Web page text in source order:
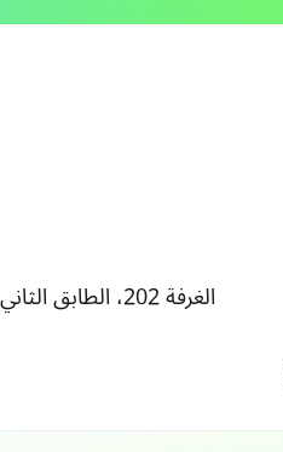
الغرفة 202، الطابق الثاني، المبنى 1، مجمع تشونغقوانتسون للعلوم والتكنولوجيا في بينغقو، رقم 46، شارع بينغوانغ، حي بينغقو، بكين، الصين